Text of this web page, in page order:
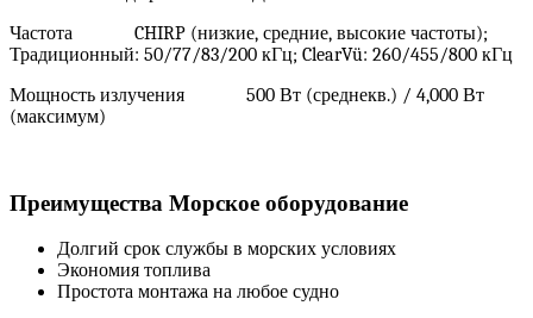
Частота CHIRP (низкие, средние, высокие частоты);
Традиционный: 50/77/83/200 кГц; ClearVü: 260/455/800 кГц
Мощность излучения 500 Вт (среднекв.) / 4,000 Вт
(максимум)
Преимущества Морское оборудование
Долгий срок службы в морских условиях
Экономия топлива
Простота монтажа на любое судно